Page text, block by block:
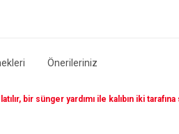
Önerileriniz
bir sünger yardımı ile kalıbın iki